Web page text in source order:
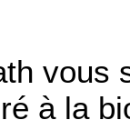
vous
à la